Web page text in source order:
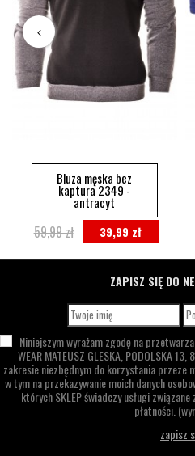
Bluza męska bez
kaptura 2349 -
antracyt
39,99 zł
59,99 zł
ZAPISZ SIĘ DO
Niniejszym wyrażam zgodę na
WEAR MATEUSZ GLESKA,PODOLSKA 13,
zakresie niezbędnym do korzystania przeze
w tym na przekazywanie moich danych
których SKLEP świadczy usługi
płatności.